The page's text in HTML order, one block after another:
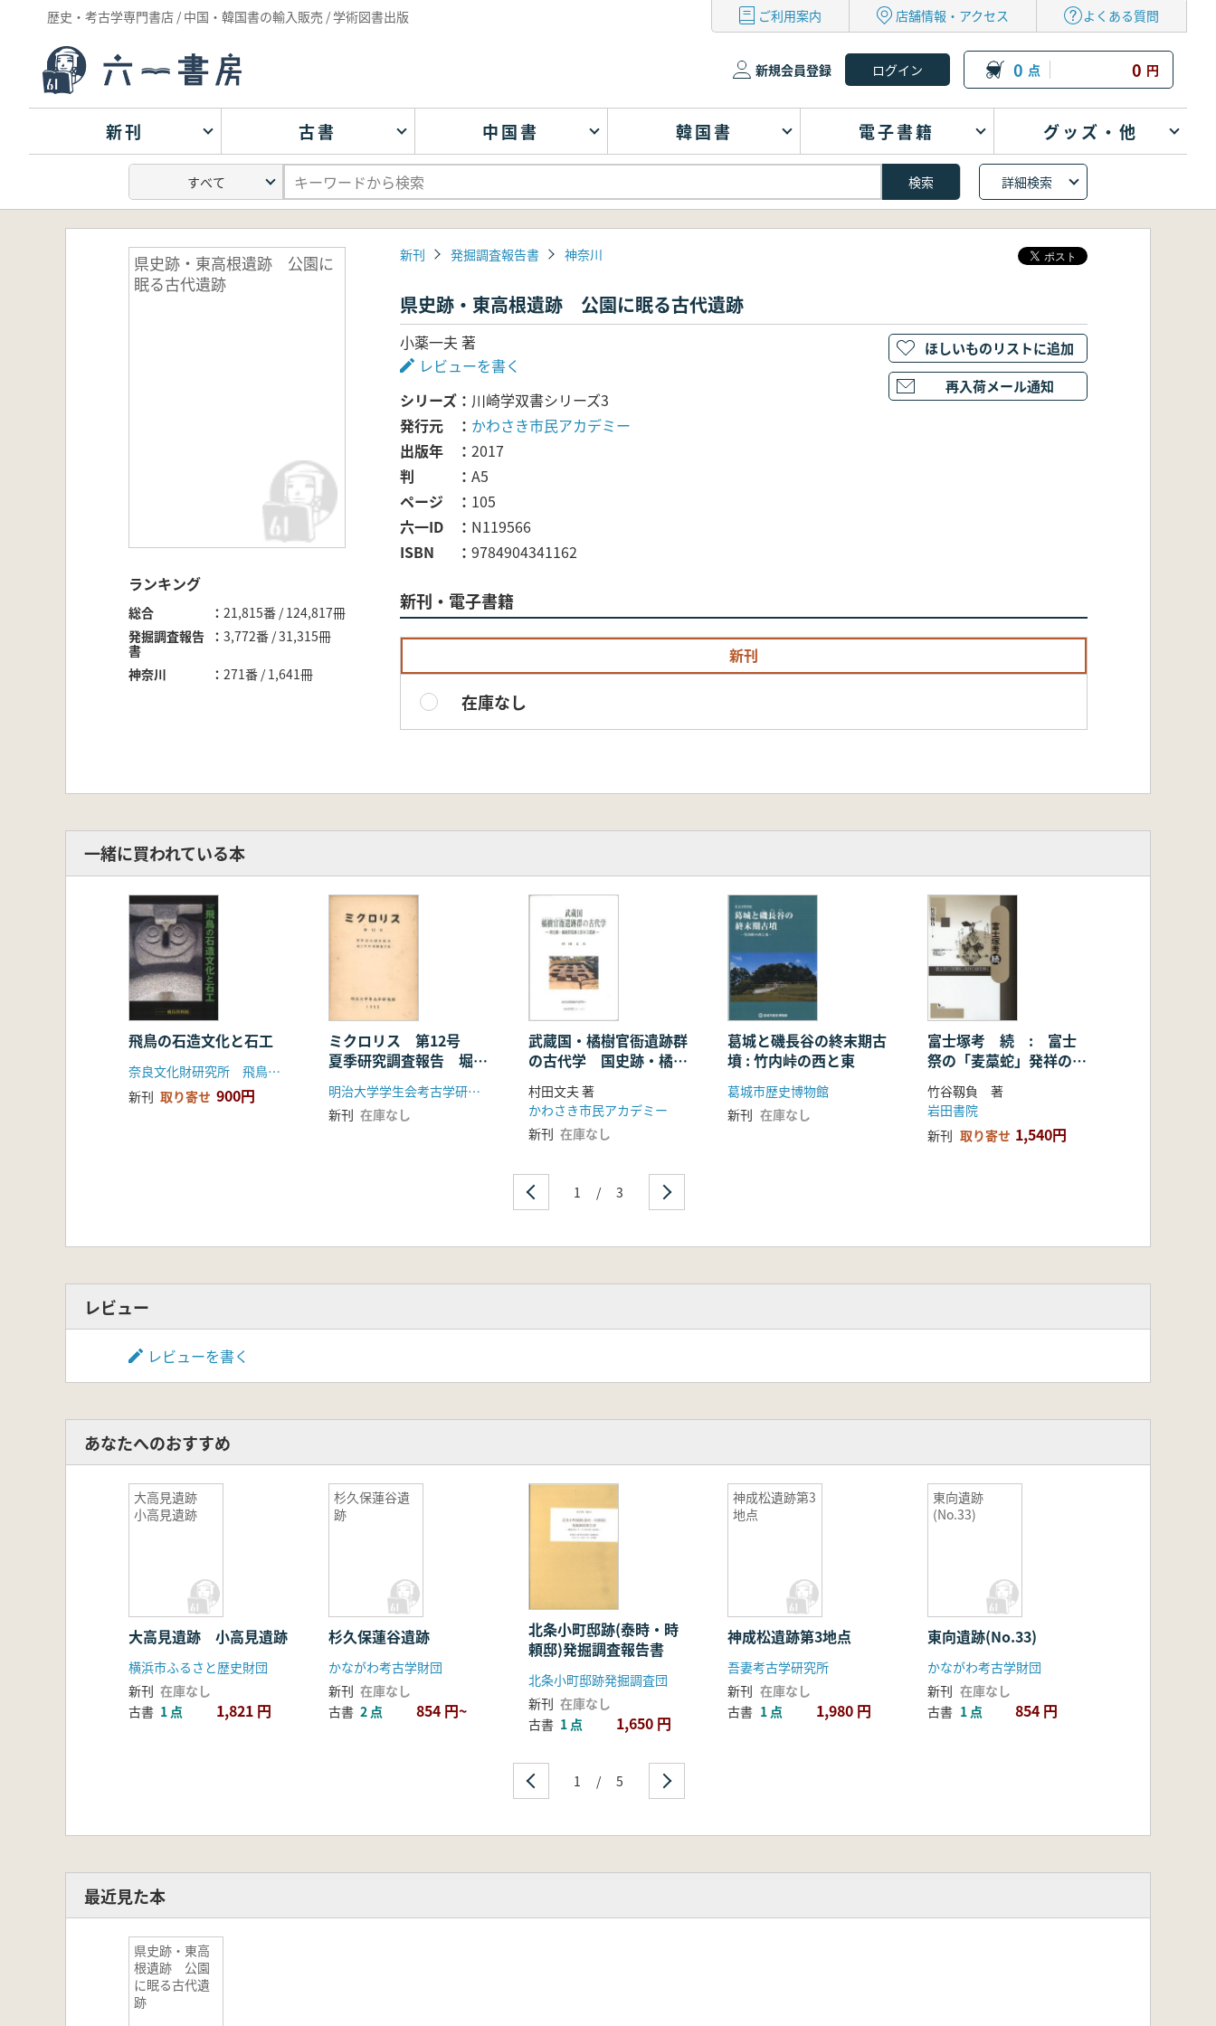
歴史・考古学専門書店 / 中国・韓国書の輸入販売 / 学術図書出版 ご利用案内 店舗情報・アクセス よくある質問
新規会員登録 0 点 0 円
新刊 古書 中国書 韓国書 電子書籍 グッズ・他
詳細検索
県史跡・東高根遺跡 公園に
眠る古代遺跡
ランキング
総合
21,815番 / 124,817冊
発掘調査報告
書
3,772番 / 31,315冊
神奈川 271番 / 1,641冊
新刊 発掘調査報告書 神奈川
県史跡・東高根遺跡 公園に眠る古代遺跡
小薬一夫 著
レビューを書く
シリーズ
川崎学双書シリーズ3
発行元
かわさき市民アカデミー
出版年
2017
判
A5
ページ
105
六一ID
N119566
ISBN
9784904341162
新刊・電子書籍
新刊
在庫なし
ほしいものリストに追加
再入荷メール通知
一緒に買われている本
飛鳥の石造文化と石工
奈良文化財研究所 飛鳥資料館
新刊 取り寄せ 900円
ミクロリス 第12号
夏季研究調査報告 堀之
内貝塚調査日誌
明治大学学生会考古学研究会
新刊 在庫なし
武蔵国・橘樹官衙遺跡群
の古代学 国史跡・橘樹
郡衙跡と影向寺遺跡
村田文夫 著
かわさき市民アカデミー
新刊 在庫なし
葛城と磯長谷の終末期古
墳 : 竹内峠の西と東
葛城市歴史博物館
新刊 在庫なし
富士塚考 続 : 富士
祭の「麦藁蛇」発祥の謎
を解く
竹谷靱負 著
岩田書院
新刊 取り寄せ 1,540円
1 / 3
レビュー
レビューを書く
あなたへのおすすめ
大高見遺跡
小高見遺跡
大高見遺跡 小高見遺跡
横浜市ふるさと歴史財団
新刊 在庫なし
古書 1 点 1,821 円
杉久保蓮谷遺
跡
杉久保蓮谷遺跡
かながわ考古学財団
新刊 在庫なし
古書 2 点 854 円~
北条小町邸跡(泰時・時
頼邸)発掘調査報告書
北条小町邸跡発掘調査団
新刊 在庫なし
古書 1 点 1,650 円
神成松遺跡第3
地点
神成松遺跡第3地点
吾妻考古学研究所
新刊 在庫なし
古書 1 点 1,980 円
東向遺跡
(No.33)
東向遺跡(No.33)
かながわ考古学財団
新刊 在庫なし
古書 1 点 854 円
1 / 5
最近見た本
県史跡・東高
根遺跡 公園
に眠る古代遺
跡